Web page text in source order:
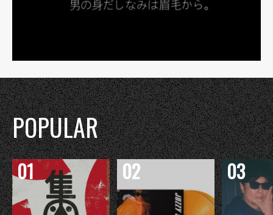
POPULAR